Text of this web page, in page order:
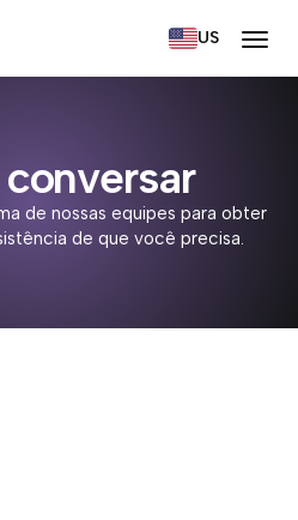
US
de nossas equipes para obter
de que você precisa.